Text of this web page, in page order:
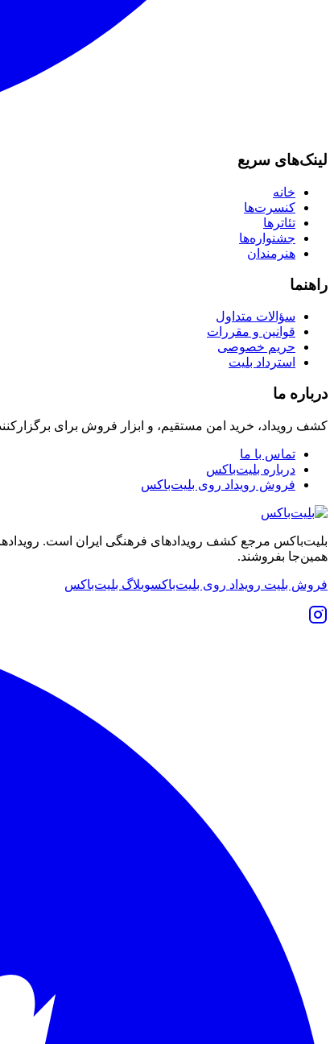
لینک‌های سریع
خانه
کنسرت‌ها
تئاترها
جشنواره‌ها
هنرمندان
راهنما
سؤالات متداول
قوانین و مقررات
حریم خصوصی
استرداد بلیت
درباره ما
کشف رویداد، خرید امن مستقیم، و ابزار فروش برای
تماس با ما
درباره بلیت‌باکس
فروش رویداد روی بلیت‌باکس
بلیت‌باکس مرجع کشف رویدادهای فرهنگی ایران است. رویدادهای
همین‌جا بفروشند.
فروش بلیت رویداد روی بلیت‌باکسوبلاگ بلیت‌باکس